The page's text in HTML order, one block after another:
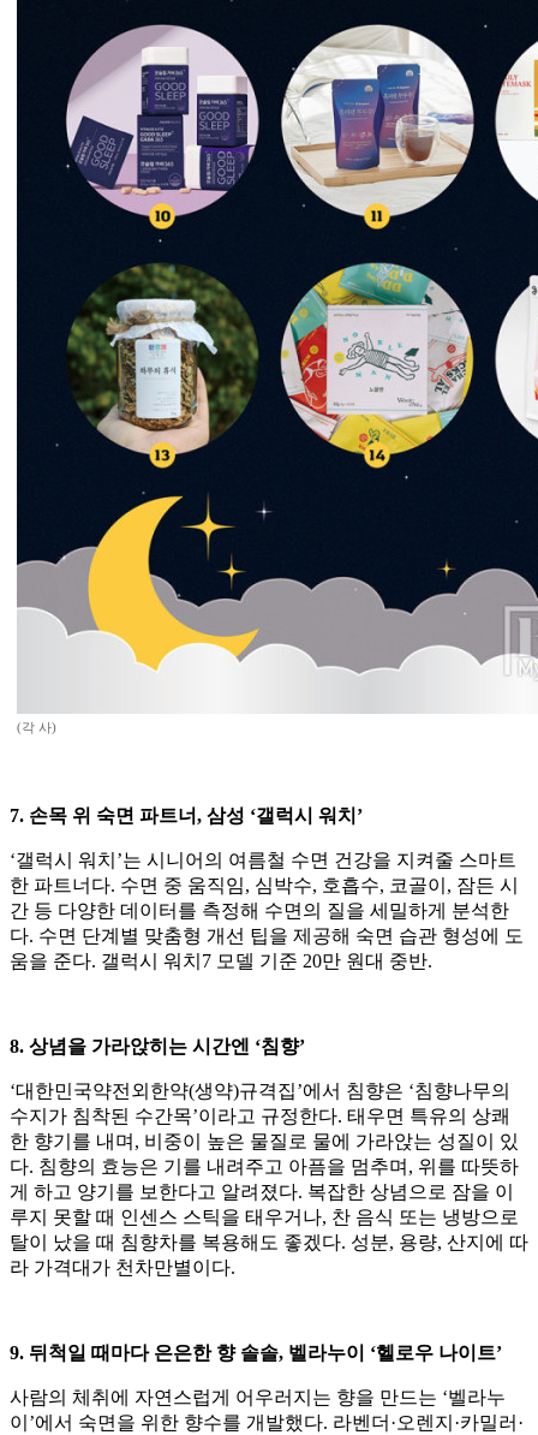
(각 사)
7. 손목 위 숙면 파트너, 삼성 ‘갤럭시 워치’
‘갤럭시 워치’는 시니어의 여름철 수면 건강을 지켜줄 스마트
한 파트너다. 수면 중 움직임, 심박수, 호흡수, 코골이, 잠든 시
간 등 다양한 데이터를 측정해 수면의 질을 세밀하게 분석한
다. 수면 단계별 맞춤형 개선 팁을 제공해 숙면 습관 형성에 도
움을 준다. 갤럭시 워치7 모델 기준 20만 원대 중반.
8. 상념을 가라앉히는 시간엔 ‘침향’
‘대한민국약전외한약(생약)규격집’에서 침향은 ‘침향나무의
수지가 침착된 수간목’이라고 규정한다. 태우면 특유의 상쾌
한 향기를 내며, 비중이 높은 물질로 물에 가라앉는 성질이 있
다. 침향의 효능은 기를 내려주고 아픔을 멈추며, 위를 따뜻하
게 하고 양기를 보한다고 알려졌다. 복잡한 상념으로 잠을 이
루지 못할 때 인센스 스틱을 태우거나, 찬 음식 또는 냉방으로
탈이 났을 때 침향차를 복용해도 좋겠다. 성분, 용량, 산지에 따
라 가격대가 천차만별이다.
9. 뒤척일 때마다 은은한 향 솔솔, 벨라누이 ‘헬로우 나이트’
사람의 체취에 자연스럽게 어우러지는 향을 만드는 ‘벨라누
이’에서 숙면을 위한 향수를 개발했다. 라벤더·오렌지·카밀러·